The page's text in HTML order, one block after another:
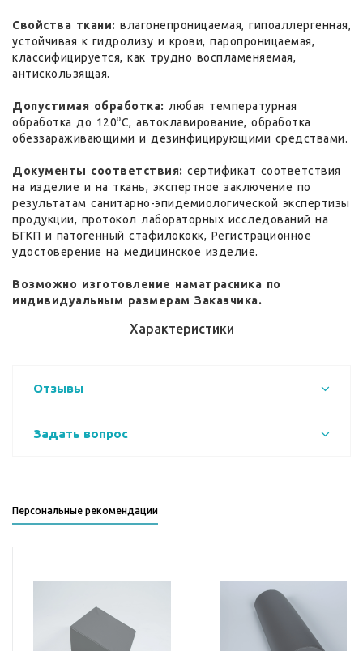
Свойства ткани: влагонепроницаемая, гипоаллергенная,
устойчивая к гидролизу и крови, паропроницаемая,
классифицируется, как трудно воспламеняемая,
антискользящая.
Допустимая обработка: любая температурная
обработка до 120⁰С, автоклавирование, обработка
обеззараживающими и дезинфицирующими средствами.
Документы соответствия: сертификат соответствия
на изделие и на ткань, экспертное заключение по
результатам санитарно-эпидемиологической экспертизы
продукции, протокол лабораторных исследований на
БГКП и патогенный стафилококк, Регистрационное
удостоверение на медицинское изделие.
Возможно изготовление наматрасника по
индивидуальным размерам Заказчика.
Характеристики
Отзывы
Задать вопрос
Персональные рекомендации